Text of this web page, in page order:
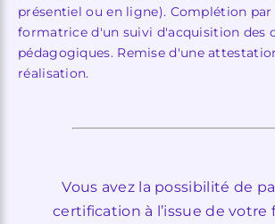
présentiel ou en ligne). Complétion
formatrice d'un suivi d'acquisition des
pédagogiques. Remise d'une
réalisation.
Vous avez la possibilité de
certification à l’issue de votre